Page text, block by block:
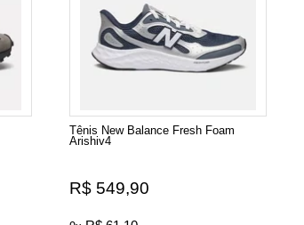
Tênis New Balance Fresh Foam
Arishiv4
R$ 549,90